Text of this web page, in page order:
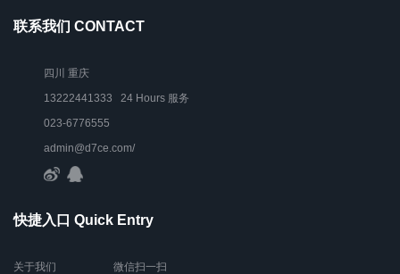
联系我们 CONTACT
四川 重庆
13222441333 24 Hours 服务
023-6776555
admin@d7ce.com/
快捷入口 Quick Entry
关于我们 微信扫一扫